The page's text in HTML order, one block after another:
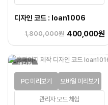
디자인 코드 : loan1006
1,800,000원 400,000원
랜딩형
관리자 모드 체험
PC 미리보기 모바일 미리보기